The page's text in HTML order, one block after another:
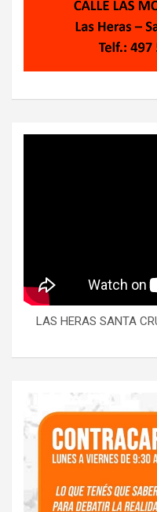
LAS HERAS SANTA